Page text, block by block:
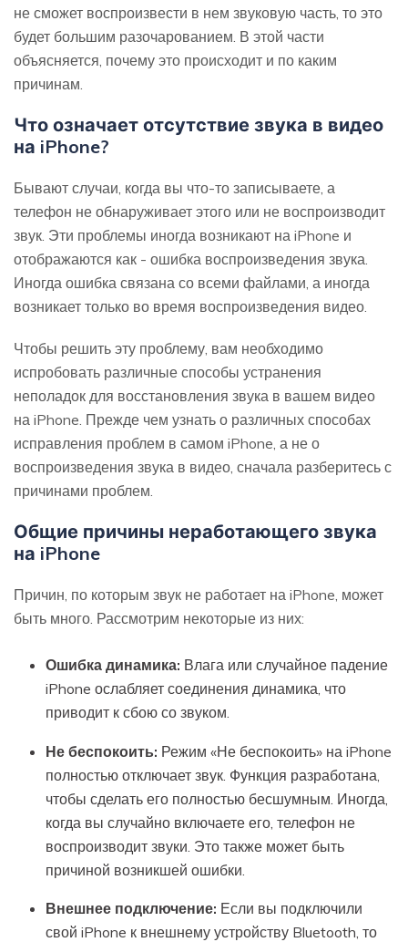
не сможет воспроизвести в нем звуковую часть, то это
будет большим разочарованием. В этой части
объясняется, почему это происходит и по каким
причинам.
Что означает отсутствие звука в видео
на iPhone?
Бывают случаи, когда вы что-то записываете, а
телефон не обнаруживает этого или не воспроизводит
звук. Эти проблемы иногда возникают на iPhone и
отображаются как - ошибка воспроизведения звука.
Иногда ошибка связана со всеми файлами, а иногда
возникает только во время воспроизведения видео.
Чтобы решить эту проблему, вам необходимо
испробовать различные способы устранения
неполадок для восстановления звука в вашем видео
на iPhone. Прежде чем узнать о различных способах
исправления проблем в самом iPhone, а не о
воспроизведения звука в видео, сначала разберитесь с
причинами проблем.
Общие причины неработающего звука
на iPhone
Причин, по которым звук не работает на iPhone, может
быть много. Рассмотрим некоторые из них:
Ошибка динамика: Влага или случайное падение
iPhone ослабляет соединения динамика, что
приводит к сбою со звуком.
Не беспокоить: Режим «Не беспокоить» на iPhone
полностью отключает звук. Функция разработана,
чтобы сделать его полностью бесшумным. Иногда,
когда вы случайно включаете его, телефон не
воспроизводит звуки. Это также может быть
причиной возникшей ошибки.
Внешнее подключение: Если вы подключили
свой iPhone к внешнему устройству Bluetooth, то